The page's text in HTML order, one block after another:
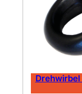
Drehwirbel